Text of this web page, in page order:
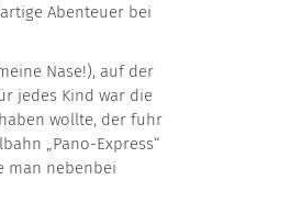
Abenteuer bei
Nase!), auf der
jedes Kind war die
wollte, der fuhr
„Pano-Express“
man nebenbei